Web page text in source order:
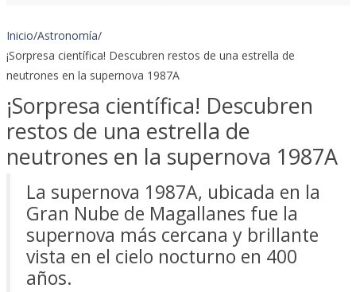
Inicio/Astronomía/
¡Sorpresa científica! Descubren restos de una estrella de
neutrones en la supernova 1987A
¡Sorpresa científica! Descubren
restos de una estrella de
neutrones en la supernova 1987A
La supernova 1987A, ubicada en la
Gran Nube de Magallanes fue la
supernova más cercana y brillante
vista en el cielo nocturno en 400
años.